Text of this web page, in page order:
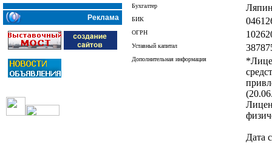
Реклама
Бухгалтер
БИК
ОГРН
Уставный капитал
Дополнительная информация
Дата